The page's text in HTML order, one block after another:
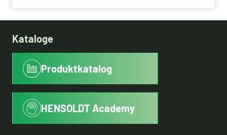
Kataloge
Produktkatalog
HENSOLDT Academy